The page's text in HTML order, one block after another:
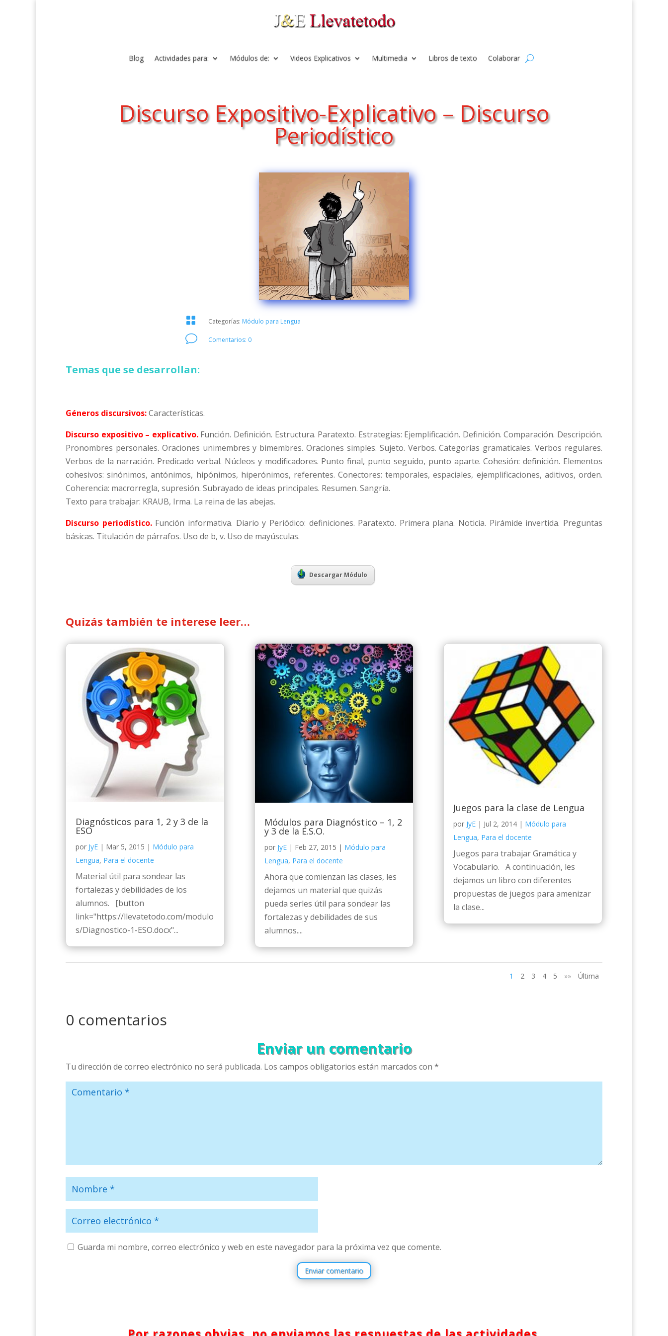
Blog Actividades para: Módulos de: Videos Explicativos Multimedia Libros de texto Colaborar
Discurso Expositivo-Explicativo – Discurso
Periodístico
 Categorías: Módulo para Lengua
v Comentarios: 0
Temas que se desarrollan:
Géneros discursivos:Características.
Discurso expositivo – explicativo.Función. Definición. Estructura. Paratexto. Estrategias: Ejemplificación. Definición. Comparación. Descripción.
Pronombres personales. Oraciones unimembres y bimembres. Oraciones simples. Sujeto. Verbos. Categorías gramaticales. Verbos regulares.
Verbos de la narración. Predicado verbal. Núcleos y modificadores. Punto final, punto seguido, punto aparte. Cohesión: definición. Elementos
cohesivos: sinónimos, antónimos, hipónimos, hiperónimos, referentes. Conectores: temporales, espaciales, ejemplificaciones, aditivos, orden.
Coherencia: macrorregla, supresión. Subrayado de ideas principales. Resumen. Sangría.
Texto para trabajar: KRAUB, Irma. La reina de las abejas.
Discurso periodístico.Función informativa. Diario y Periódico: definiciones. Paratexto. Primera plana. Noticia. Pirámide invertida. Preguntas
básicas. Titulación de párrafos. Uso de b, v. Uso de mayúsculas.
Descargar Módulo
Quizás también te interese leer…
Diagnósticos para 1, 2 y 3 de la
ESO
por JyE | Mar 5, 2015 | Módulo para
Lengua, Para el docente
Material útil para sondear las
fortalezas y debilidades de los
alumnos. [button
link="https://llevatetodo.com/modulo
s/Diagnostico-1-ESO.docx"...
Módulos para Diagnóstico – 1, 2
y 3 de la E.S.O.
por JyE| Feb 27, 2015 | Módulo para
Lengua, Para el docente
Ahora que comienzan las clases, les
dejamos un material que quizás
pueda serles útil para sondear las
fortalezas y debilidades de sus
alumnos....
Juegos para la clase de Lengua
por JyE| Jul 2, 2014| Módulo para
Lengua, Para el docente
Juegos para trabajar Gramática y
Vocabulario. A continuación, les
dejamos un libro con diferentes
propuestas de juegos para amenizar
la clase...
1 2 3 4 5 »» Última
0 comentarios
Enviar un comentario
Tu dirección de correo electrónico no será publicada. Los campos obligatorios están marcados con *
Guarda mi nombre, correo electrónico y web en este navegador para la próxima vez que comente.
Enviar comentario